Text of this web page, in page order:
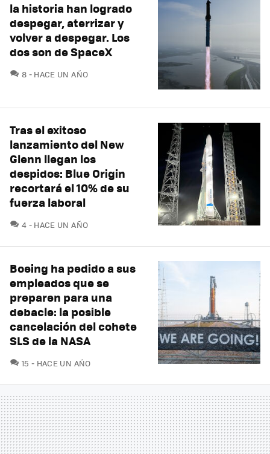
la historia han logrado
despegar, aterrizar y
volver a despegar. Los
dos son de SpaceX
8 COMENTARIOS
HACE UN AÑO
Tras el exitoso
lanzamiento del New
Glenn llegan los
despidos: Blue Origin
recortará el 10% de su
fuerza laboral
4 COMENTARIOS
HACE UN AÑO
Boeing ha pedido a sus
empleados que se
preparen para una
debacle: la posible
cancelación del cohete
SLS de la NASA
15 COMENTARIOS
HACE UN AÑO